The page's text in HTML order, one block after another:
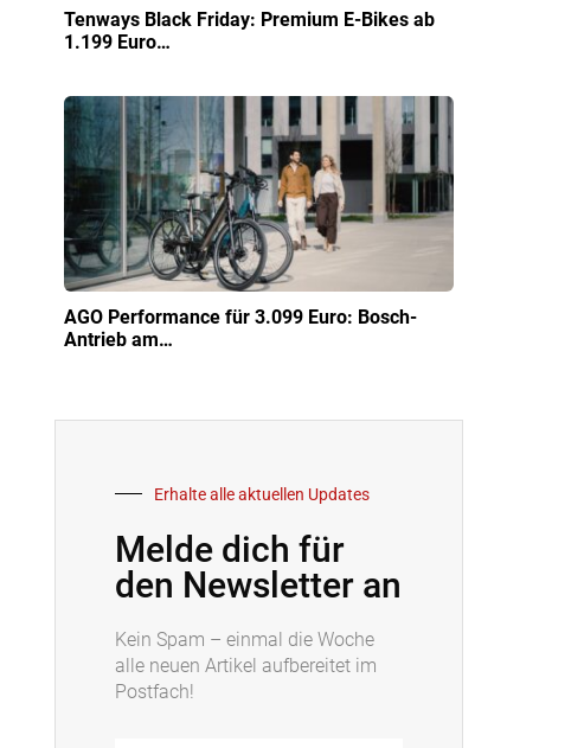
Tenways Black Friday: Premium E-Bikes ab
1.199 Euro…
AGO Performance für 3.099 Euro: Bosch-
Antrieb am…
Erhalte alle aktuellen Updates
Melde dich für
den Newsletter an
Kein Spam – einmal die Woche
alle neuen Artikel aufbereitet im
Postfach!